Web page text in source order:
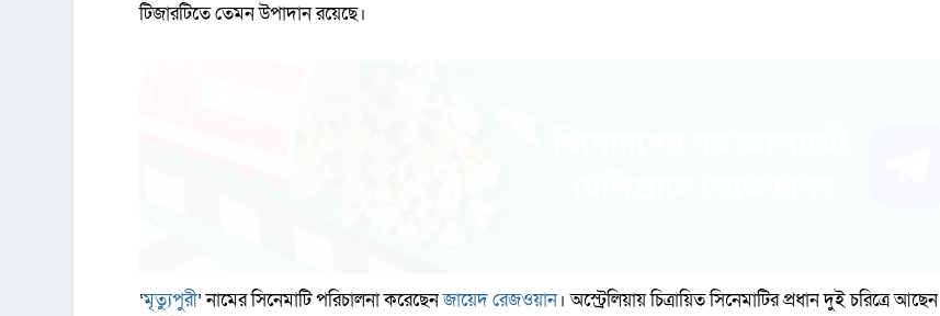
টিজারটিতে তেমন উপাদান রয়েছে।
‘মৃত্যুপুরী’ নামের সিনেমাটি পরিচালনা করেছেনজায়েদ রেজওয়ান। অস্ট্রেলিয়ায় চিত্রায়িত সিনেমাটির প্রধান দুই চরিত্রে আছেন